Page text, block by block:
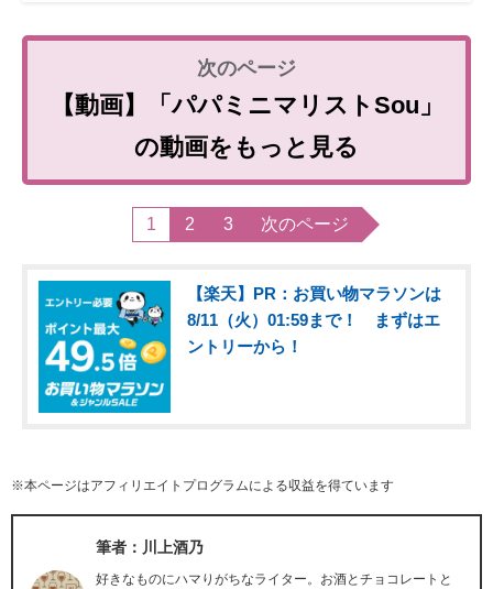
【動画】「パパミニマリストSou」
の動画をもっと見る
1 2 3 次のページ
【楽天】PR：お買い物マラソンは
8/11（火）01:59まで！ まずはエ
ントリーから！
※本ページはアフィリエイトプログラムによる収益を得ています
筆者：川上酒乃
好きなものにハマりがちなライター。お酒とチョコレートと